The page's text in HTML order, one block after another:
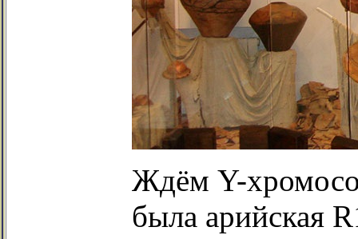
Ждём Y-
была арийская